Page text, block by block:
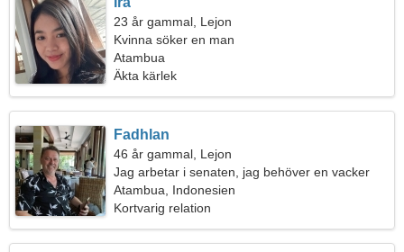
23 år gammal, Lejon
Kvinna söker en man
Atambua
Äkta kärlek
Fadhlan
46 år gammal, Lejon
Jag arbetar i senaten, jag behöver en vacker
kvinna
Atambua, Indonesien
Kortvarig relation